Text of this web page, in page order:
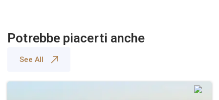
Potrebbe piacerti anche
See All